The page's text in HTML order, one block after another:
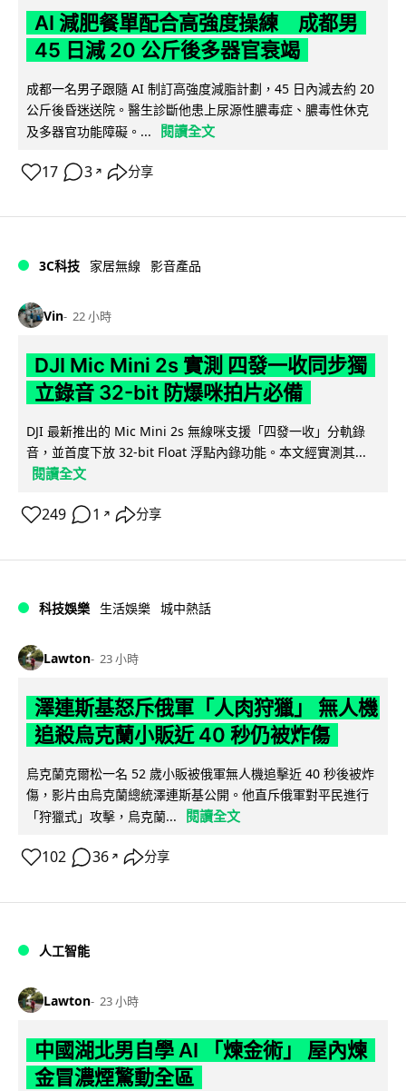
AI 減肥餐單配合高強度操練 成都男
45 日減 20 公斤後多器官衰竭
成都一名男子跟隨 AI 制訂高強度減脂計劃，45 日內減去約 20
公斤後昏迷送院。醫生診斷他患上尿源性膿毒症、膿毒性休克
及多器官功能障礙。...
閱讀全文
17 3 ↗ 分享
3C科技 家居無線 影音產品
Vin 22 小時
DJI Mic Mini 2s 實測 四發一收同步獨
立錄音 32-bit 防爆咪拍片必備
DJI 最新推出的 Mic Mini 2s 無線咪支援「四發一收」分軌錄
音，並首度下放 32-bit Float 浮點內錄功能。本文經實測其...
閱讀全文
249 1 ↗ 分享
科技娛樂 生活娛樂 城中熱話
Lawton 23 小時
澤連斯基怒斥俄軍「人肉狩獵」 無人機
追殺烏克蘭小販近 40 秒仍被炸傷
烏克蘭克爾松一名 52 歲小販被俄軍無人機追擊近 40 秒後被炸
傷，影片由烏克蘭總統澤連斯基公開。他直斥俄軍對平民進行
「狩獵式」攻擊，烏克蘭...
閱讀全文
102 36 ↗ 分享
人工智能
Lawton 23 小時
中國湖北男自學 AI 「煉金術」 屋內煉
金冒濃煙驚動全區